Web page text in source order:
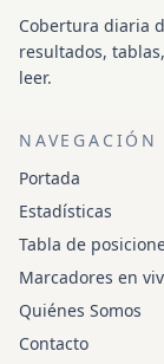
Cobertura diaria
resultados,
leer.
NAVEGACIÓN
Portada
Estadísticas
Tabla de
Marcadores en
Quiénes Somos
Contacto